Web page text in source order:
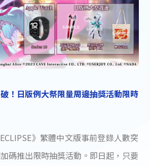
！日版例大祭限量周邊抽獎活動限時
》繁體中文版事前登錄人數突
碼推出限時抽獎活動。即日起，只要